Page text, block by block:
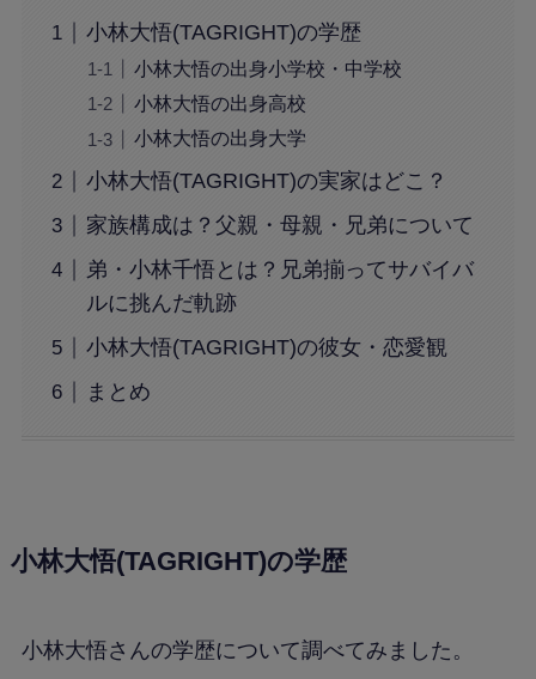
小林大悟(TAGRIGHT)の学歴
小林大悟の出身小学校・中学校
小林大悟の出身高校
小林大悟の出身大学
小林大悟(TAGRIGHT)の実家はどこ？
家族構成は？父親・母親・兄弟について
弟・小林千悟とは？兄弟揃ってサバイバ
ルに挑んだ軌跡
小林大悟(TAGRIGHT)の彼女・恋愛観
まとめ
小林大悟(TAGRIGHT)の学歴
小林大悟さんの学歴について調べてみました。